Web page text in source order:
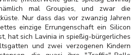
mal Groupies, und zwar die
Nur dass das vor zwanzig Jahren
einzige Errungenschaft ein Silicon
hat sich Lavinia in spießig-bürgerliches
und zwei verzogenen Kindern